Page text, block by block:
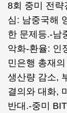
8회 중미 전략
심: 남중국해
한 문제등.-남
악화-환율: 인
민은행 총재
생산량 감소,
결의와 대화,
반대.-중미